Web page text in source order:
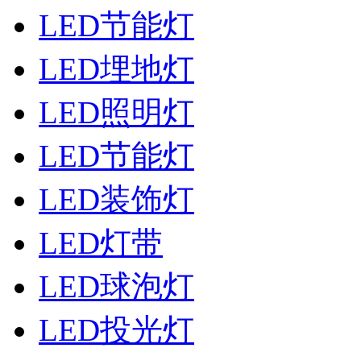
LED节能灯
LED埋地灯
LED照明灯
LED节能灯
LED装饰灯
LED灯带
LED球泡灯
LED投光灯